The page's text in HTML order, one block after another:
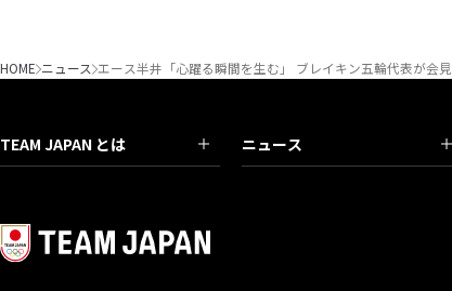
HOME ニュース エース半井「心躍る瞬間を生む」 ブレイキン五輪代表が会見
TEAM JAPAN とは ニュース